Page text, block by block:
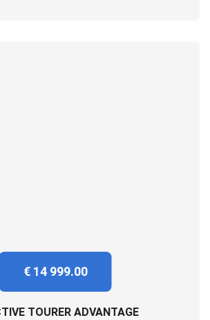
€ 14 999.00
TOURER ADVANTAGE